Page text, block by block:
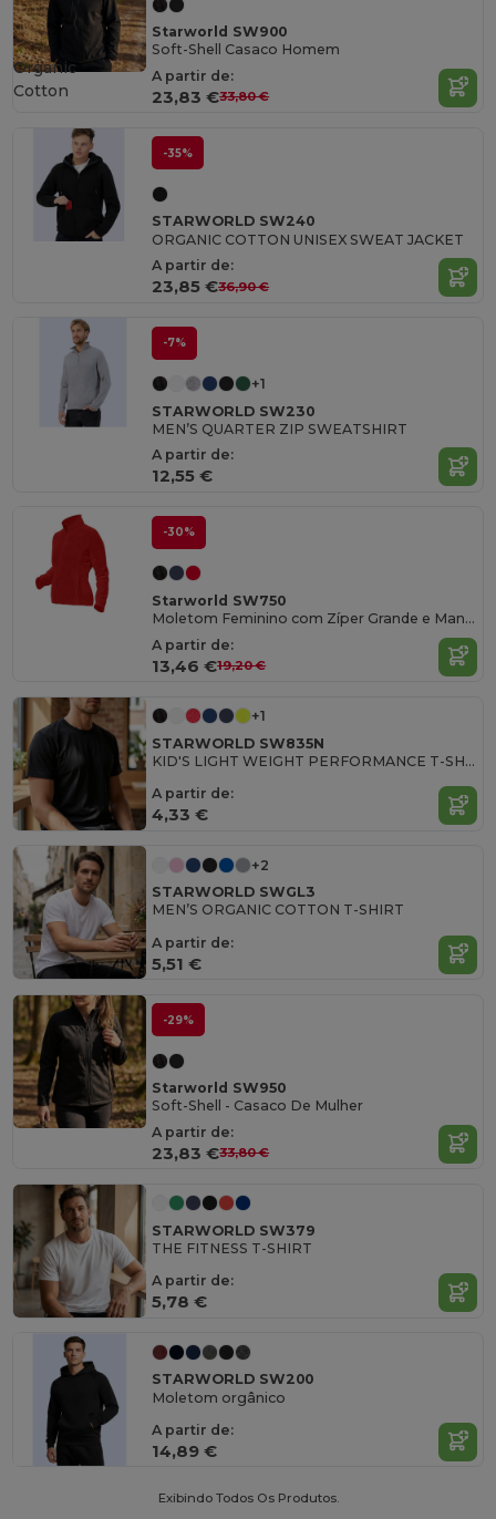
Starworld SW900
Soft-Shell Casaco Homem
A partir de:
23,83 €33,80 €
Organic
Cotton
-35%
STARWORLD SW240
ORGANIC COTTON UNISEX SWEAT JACKET
A partir de:
23,85 €36,90 €
-7%
+1
STARWORLD SW230
MEN’S QUARTER ZIP SWEATSHIRT
A partir de:
12,55 €
-30%
Starworld SW750
Moletom Feminino com Zíper Grande e Mangas Retas
A partir de:
13,46 €19,20 €
+1
STARWORLD SW835N
KID'S LIGHT WEIGHT PERFORMANCE T-SHIRT
A partir de:
4,33 €
+2
STARWORLD SWGL3
MEN’S ORGANIC COTTON T-SHIRT
A partir de:
5,51 €
-29%
Starworld SW950
Soft-Shell - Casaco De Mulher
A partir de:
23,83 €33,80 €
STARWORLD SW379
THE FITNESS T-SHIRT
A partir de:
5,78 €
STARWORLD SW200
Moletom orgânico
A partir de:
14,89 €
Exibindo Todos Os Produtos.